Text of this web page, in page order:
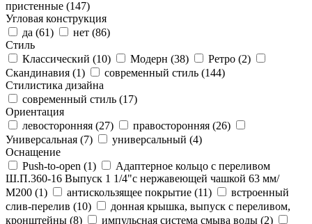
пристенные (147)
Угловая конструкция
да (61) нет (86)
Стиль
Классический (10) Модерн (38) Ретро (2)
Скандинавия (1) современный стиль (144)
Стилистика дизайна
современный стиль (17)
Ориентация
левосторонняя (27) правосторонняя (26)
Универсальная (7) универсальный (4)
Оснащение
Push-to-open (1)
Адаптерное кольцо с переливом
Ш.П.360-16 Выпуск 1 1/4"с нержавеющей чашкой 63 мм/
М200 (1) антискользящее покрытие (11)
встроенный
слив-перелив (10)
донная крышка, выпуск с переливом,
кронштейны (8) импульсная система смыва воды (2)